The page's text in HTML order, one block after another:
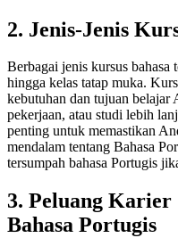
2. Jenis-Jenis
Berbagai jenis kursus
hingga kelas tatap muka.
kebutuhan dan tujuan belajar
pekerjaan, atau studi lebih
penting untuk memastikan
mendalam tentang Bahasa
tersumpah bahasa Portugis
3. Peluang
Bahasa Portugis